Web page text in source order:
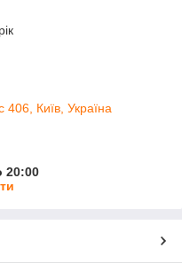
Київ, Україна
20:00